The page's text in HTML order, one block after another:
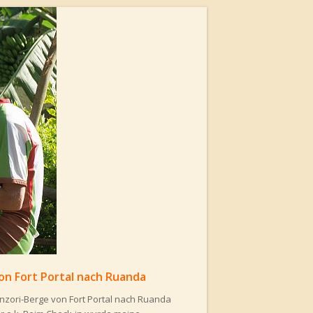
Fort Portal nach Ruanda
Berge von Fort Portal nach Ruanda